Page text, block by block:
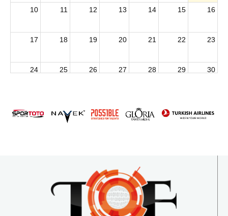
10 11 12 13 14 15 16
17 18 19 20 21 22 23
24 25 26 27 28 29 30